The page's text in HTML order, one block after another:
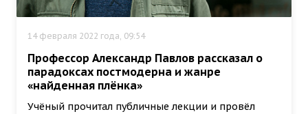
14 февраля 2022 года, 09:54
Профессор Александр Павлов рассказал о
парадоксах постмодерна и жанре
«найденная плёнка»
Учёный прочитал публичные лекции и провёл